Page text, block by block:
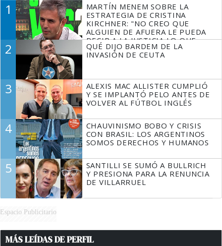
1
MARTÍN MENEM SOBRE LA
ESTRATEGIA DE CRISTINA
KIRCHNER: "NO CREO QUE
ALGUIEN DE AFUERA LE PUEDA
DECIR A LA JUSTICIA LO QUE
TIENE QUE HACER"
2
QUÉ DIJO BARDEM DE LA
INVASIÓN DE CEUTA
3
ALEXIS MAC ALLISTER CUMPLIÓ
Y SE IMPLANTÓ PELO ANTES DE
VOLVER AL FÚTBOL INGLÉS
4
CHAUVINISMO BOBO Y CRISIS
CON BRASIL: LOS ARGENTINOS
SOMOS DERECHOS Y HUMANOS
5
SANTILLI SE SUMÓ A BULLRICH
Y PRESIONA PARA LA RENUNCIA
DE VILLARRUEL
Espacio Publicitario
MÁS LEÍDAS DE PERFIL